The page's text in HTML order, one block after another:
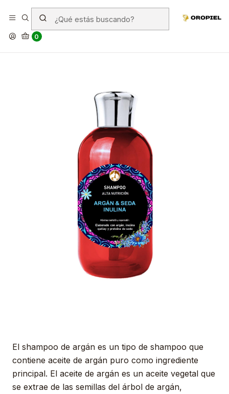
0
El shampoo de argán es bueno
El shampoo de argán es un tipo de shampoo que
contiene aceite de argán puro como ingrediente
principal. El aceite de argán es un aceite vegetal que
se extrae de las semillas del árbol de argán,